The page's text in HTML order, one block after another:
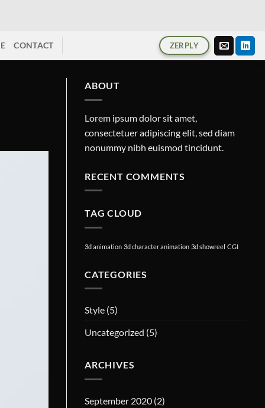
CONTACT ZERPLY
ABOUT
Lorem ipsum dolor sit amet,
consectetuer adipiscing elit, sed diam
nonummy nibh euismod tincidunt.
RECENT COMMENTS
TAG CLOUD
3d animation 3d character animation 3d showreel CGI
CATEGORIES
Style (5)
Uncategorized (5)
ARCHIVES
September 2020 (2)